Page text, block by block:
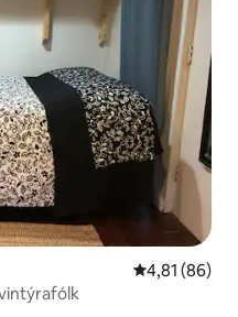
4,81 af 5 í
4,81 (86)